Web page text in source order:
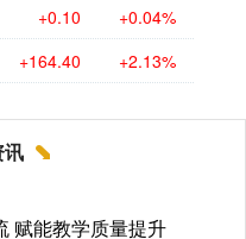
+0.10 +0.04%
+164.40 +2.13%
讯
赋能教学质量提升